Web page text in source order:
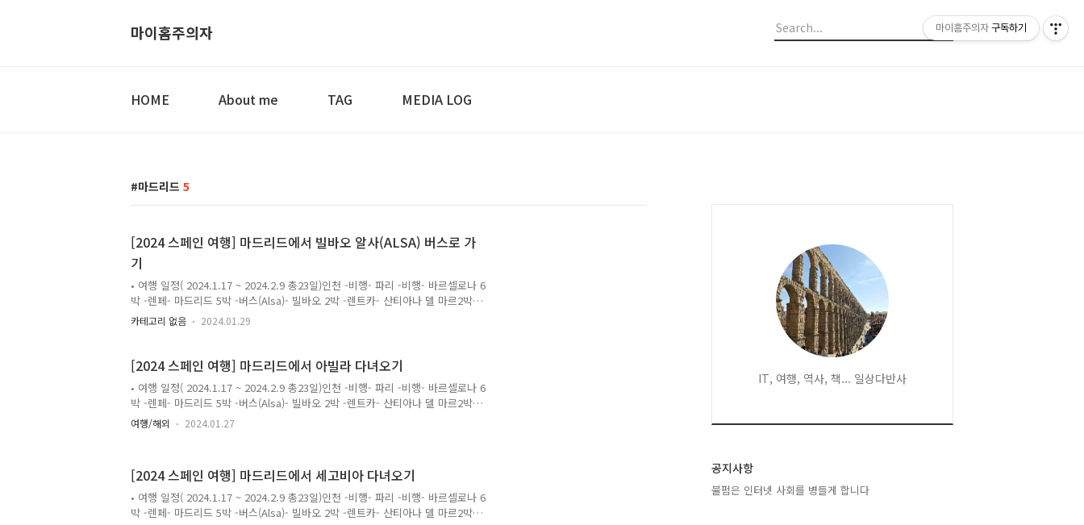
마이홈주의자
HOME About me TAG MEDIA LOG
마드리드 5
[2024 스페인 여행] 마드리드에서 빌바오 알사(ALSA) 버스로 가
기
• 여행 일정( 2024.1.17 ~ 2024.2.9 총23일)인천 -비행- 파리 -비행- 바르셀로나 6
박 -렌페- 마드리드 5박 -버스(Alsa)- 빌바오 2박 -렌트카- 산티아나 델 마르2박 -
빌바오렌트카반납후 비행- 파리 6박 -비행- 인천마드리드에서 빌바오로 가는 방
법은 버스를 이용하기로 했다.처음에는 당연히 렌페(Renfe) 기차를 이용하려고
간이 저녁에 도착하는 것 밖에 없었다. 찾아보니 아침에 출발하는 알사(ALSA)버
스를 알게되었고 버스를 예매(예매는 여기)한 뒤 기차를 취소했다. 수수료를 지
불하면서까지...빌바오를 2박으로 잡은게 너무 아쉬웠고 한시간이라도 더 빌바오
에서 머물기 위해서 내린 결정이었다.지나서 생각..
카테고리 없음 2024.01.29
[2024 스페인 여행] 마드리드에서 아빌라 다녀오기
• 여행 일정( 2024.1.17 ~ 2024.2.9 총23일)인천 -비행- 파리 -비행- 바르셀로나 6
박 -렌페- 마드리드 5박 -버스(Alsa)- 빌바오 2박 -렌트카- 산티아나 델 마르2박 -
빌바오렌트카반납후 비행- 파리 6박 -비행- 인천아빌라는 작은 마을이 성벽으로
둘러 쌓인 곳이다.마드리드에서 갈수 있는 소도시는 여러 곳이 있지만 4년전에
넣었고 그 다음 쿠엥카를 넣었다.쿠엥카는 대중교통으로 가기에는 어렵다는 글들
이 있고 거리가 멀어서 1박을 생각했다가 결국 빼기로 했다. 살라망카도 쿠엥카
와 비슷한 거리였고 의외로 큰 도시란 걸 파악하고 빼기..
여행/해외 2024.01.27
[2024 스페인 여행] 마드리드에서 세고비아 다녀오기
• 여행 일정( 2024.1.17 ~ 2024.2.9 총23일)인천 -비행- 파리 -비행- 바르셀로나 6
박 -렌페- 마드리드 5박 -버스(Alsa)- 빌바오 2박 -렌트카- 산티아나 델 마르2박 -
IT, 여행, 역사, 책... 일상다반사
공지사항
불펌은 인터넷 사회를 병들게 합니다
마이홈주의자 구독하기